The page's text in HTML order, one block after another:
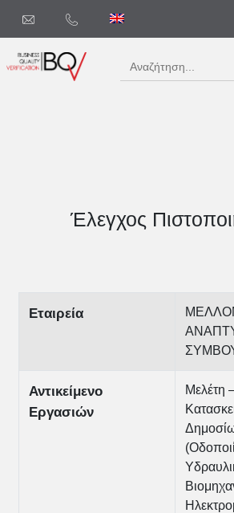
Search
for:
Έλεγχος
Εταιρεία
Αντικείμενο
Εργασιών
Μελέτη